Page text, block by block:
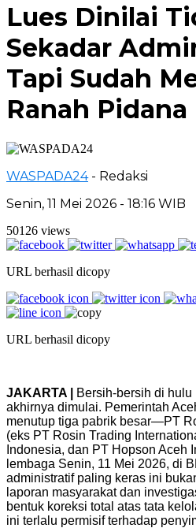
Lues Dinilai
Sekadar
Tapi Sudah
Ranah Pidana
WASPADA24 - Redaksi
Senin, 11 Mei 2026 - 18:16 WIB
50126 views
URL berhasil dicopy
URL berhasil dicopy
JAKARTA |
Bersih-bersih di
akhirnya dimulai. Pemerintah
menutup tiga pabrik besar—PT
(eks PT Rosin Trading
Indonesia, dan PT Hopson
lembaga Senin, 11 Mei 2026, di
administratif paling keras ini
laporan masyarakat dan
bentuk koreksi total atas tata
ini terlalu permisif terhadap